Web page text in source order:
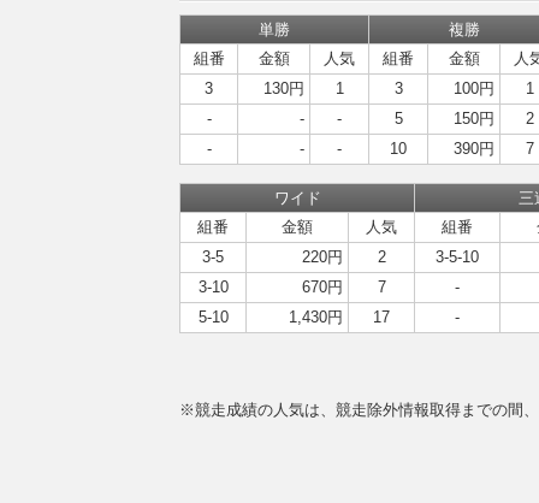
単勝
複勝
組番
金額 人気 組番 金額
人
3
130円 1 3 100円
1
-
- - 5 150円
2
-
- - 10 390円 7
ワイド
三
組番
金額 人気 組番
3-5
220円 2
3-5-10
3-10
670円 7
-
5-10
1,430円 17 -
※競走成績の人気は、競走除外情報取得までの間